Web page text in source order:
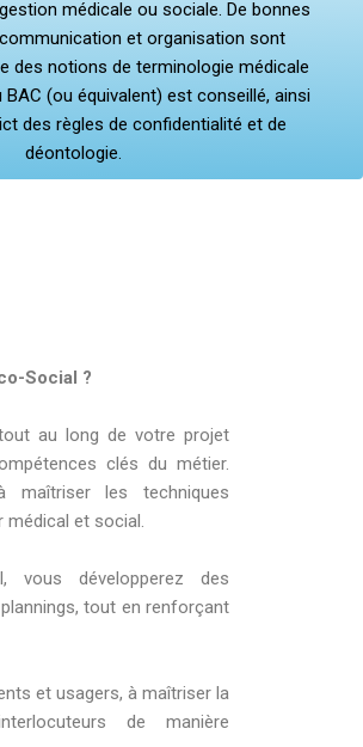
médicale ou sociale. De bonnes
et organisation sont
des notions de terminologie médicale
BAC (ou équivalent) est conseillé, ainsi
des règles de confidentialité et de
déontologie.
Social ?
au long de votre projet
clés du métier.
les techniques
médical et social.
vous développerez des
tout en renforçant
et usagers, à maîtriser la
de manière